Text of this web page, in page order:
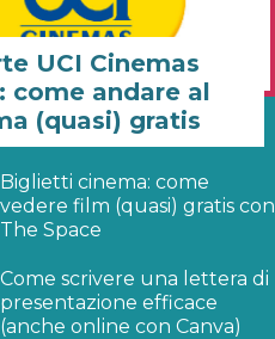
UCI Cinemas
come andare al
(quasi) gratis
Biglietti cinema: come
vedere film (quasi) gratis con
The Space
Come scrivere una lettera di
presentazione efficace
(anche online con Canva)